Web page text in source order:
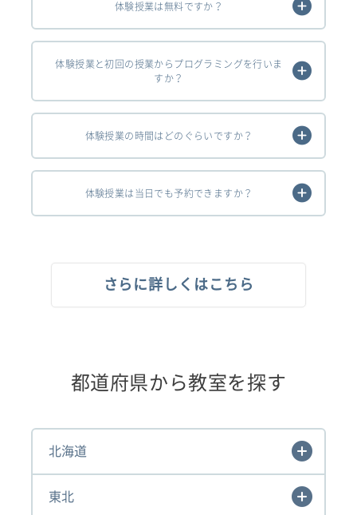
体験授業は無料ですか？
体験授業と初回の授業からプログラミングを行いま
すか？
体験授業の時間はどのぐらいですか？
体験授業は当日でも予約できますか？
さらに詳しくはこちら
都道府県から教室を探す
北海道
東北